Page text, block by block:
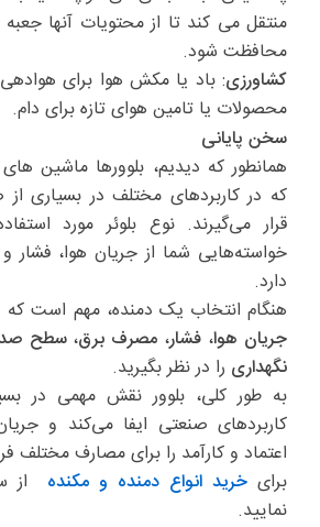
منتقل می کند تا از محتویات آنها جعبه
محافظت شود.
کشاورزی: باد یا مکش هوا برای
محصولات یا تامین هوای تازه برای دام.
سخن پایانی
همانطور که دیدیم، بلوورها ماشین
که در کاربردهای مختلف در بسیاری از
قرار می‌گیرند. نوع بلوئر مورد
خواسته‌هایی شما از جریان هوا،
دارد.
هنگام انتخاب یک دمنده، مهم است که
جریان هوا، فشار، مصرف برق،سطح
نگهداری را در نظر بگیرید.
به طور کلی، بلوور نقش مهمی در
کاربردهای صنعتی ایفا می‌کند و
اعتماد و کارآمد را برای مصارف مختلف
برای خرید انواع دمنده و مکنده
از
نمایید.